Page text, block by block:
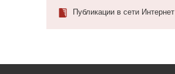
Публикации в сети Интернет